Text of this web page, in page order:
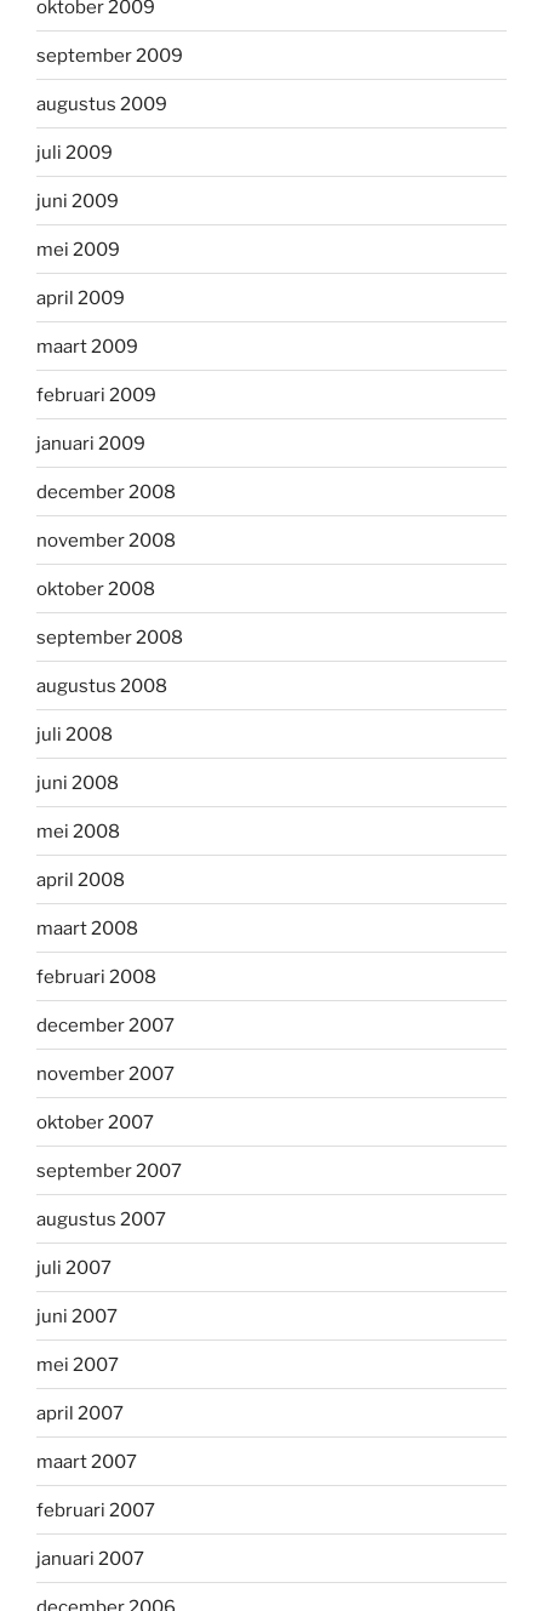
oktober 2009
september 2009
augustus 2009
juli 2009
juni 2009
mei 2009
april 2009
maart 2009
februari 2009
januari 2009
december 2008
november 2008
oktober 2008
september 2008
augustus 2008
juli 2008
juni 2008
mei 2008
april 2008
maart 2008
februari 2008
december 2007
november 2007
oktober 2007
september 2007
augustus 2007
juli 2007
juni 2007
mei 2007
april 2007
maart 2007
februari 2007
januari 2007